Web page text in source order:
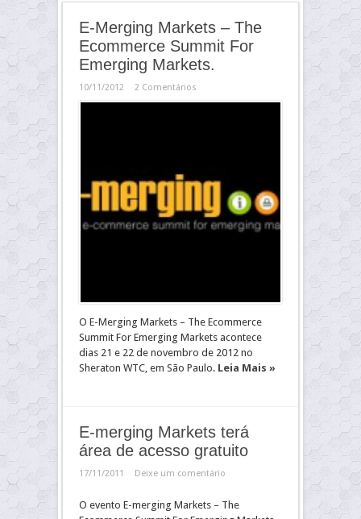
E-Merging Markets – The
Ecommerce Summit For
Emerging Markets.
10/11/2012 2 Comentários
O E-Merging Markets – The Ecommerce
Summit For Emerging Markets acontece
dias 21 e 22 de novembro de 2012 no
Sheraton WTC, em São Paulo. Leia Mais »
E-merging Markets terá
área de acesso gratuito
17/11/2011 Deixe um comentário
O evento E-merging Markets – The